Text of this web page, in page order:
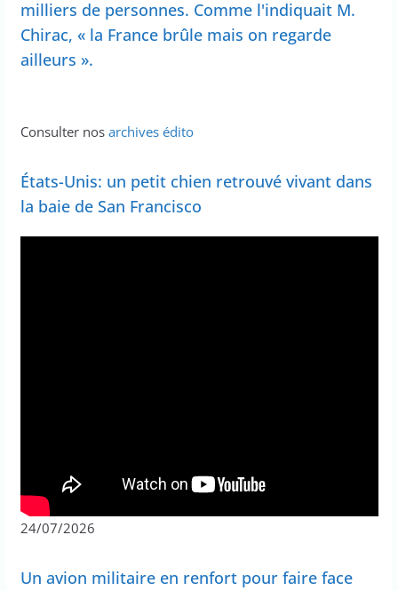
milliers de personnes. Comme l'indiquait M.
Chirac, « la France brûle mais on regarde
ailleurs ».
Consulter nos archives édito
États-Unis: un petit chien retrouvé vivant dans
la baie de San Francisco
24/07/2026
Un avion militaire en renfort pour faire face